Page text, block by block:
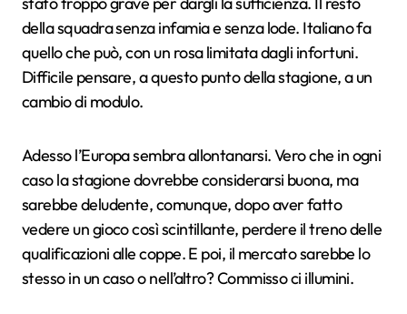
della squadra senza infamia e senza lode. Italiano fa
quello che può, con un rosa limitata dagli infortuni.
Difficile pensare, a questo punto della stagione, a un
cambio di modulo.
Adesso l’Europa sembra allontanarsi. Vero che in ogni
caso la stagione dovrebbe considerarsi buona, ma
sarebbe deludente, comunque, dopo aver fatto
vedere un gioco così scintillante, perdere il treno delle
qualificazioni alle coppe. E poi, il mercato sarebbe lo
stesso in un caso o nell’altro? Commisso ci illumini.